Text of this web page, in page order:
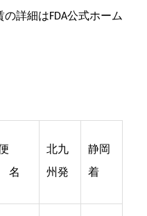
詳細はFDA公式ホーム
名
北九
州発
静岡
着